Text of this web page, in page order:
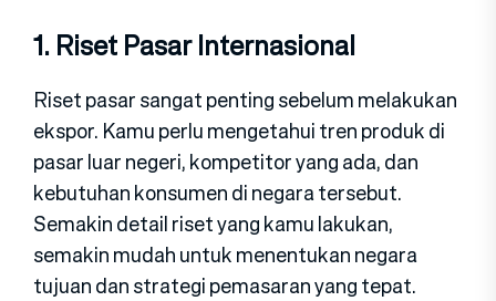
1. Riset Pasar Internasional
Riset pasar sangat penting sebelum melakukan
ekspor. Kamu perlu mengetahui tren produk di
pasar luar negeri, kompetitor yang ada, dan
kebutuhan konsumen di negara tersebut.
Semakin detail riset yang kamu lakukan,
semakin mudah untuk menentukan negara
tujuan dan strategi pemasaran yang tepat.